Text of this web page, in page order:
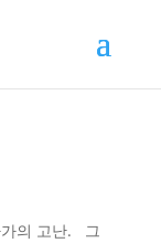
가의 고난. 그